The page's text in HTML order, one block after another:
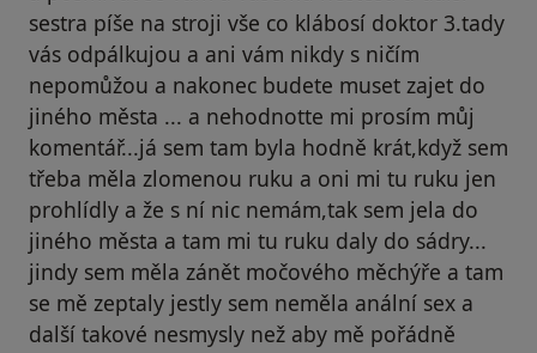
sestra píše na stroji vše co klábosí doktor 3.tady
vás odpálkujou a ani vám nikdy s ničím
nepomůžou a nakonec budete muset zajet do
jiného města ... a nehodnotte mi prosím můj
komentář...já sem tam byla hodně krát,když sem
třeba měla zlomenou ruku a oni mi tu ruku jen
prohlídly a že s ní nic nemám,tak sem jela do
jiného města a tam mi tu ruku daly do sádry...
jindy sem měla zánět močového měchýře a tam
se mě zeptaly jestly sem neměla anální sex a
další takové nesmysly než aby mě pořádně